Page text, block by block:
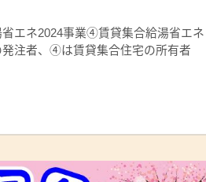
エネ2024事業④賃貸集合給湯省エネ
注者、④は賃貸集合住宅の所有者